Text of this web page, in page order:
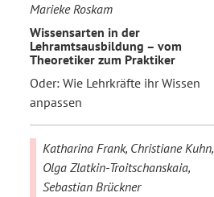
Marieke Roskam
Wissensarten in der
Lehramtsausbildung – vom
Theoretiker zum Praktiker
Oder: Wie Lehrkräfte ihr Wissen
anpassen
Katharina Frank, Christiane Kuhn,
Olga Zlatkin-Troitschanskaia,
Sebastian Brückner